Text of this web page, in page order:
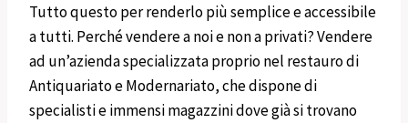
Tutto questo per renderlo più semplice e accessibile
a tutti. Perché vendere a noi e non a privati? Vendere
ad un’azienda specializzata proprio nel restauro di
Antiquariato e Modernariato, che dispone di
specialisti e immensi magazzini dove già si trovano